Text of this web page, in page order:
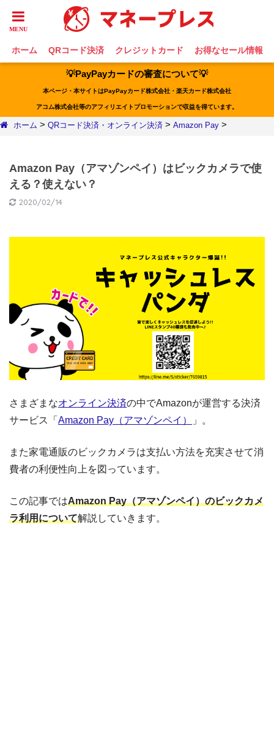
ホーム QRコード決済 クレジットカード お得なセール情報
💡PayPayカードの審査について💡
本ページ・本サイトはPayPayカード株式会社・楽天カード株式会社
アコム株式会社等のアフィリエイトプロモーションで収益を得ています。
ホーム > QRコード決済・オンライン決済 > Amazon Pay >
Amazon Pay（アマゾンペイ）はビックカメラで使
える？使えない？
2020/02/14
さまざまなオンライン決済の中でAmazonが運営する決済
サービス「 Amazon Pay（アマゾンペイ） 」。
また家電通販のビックカメラは支払い方法を充実させて消
費者の利便性向上を図っています。
この記事ではAmazon Pay（アマゾンペイ）のビックカメ
ラ利用について解説していきます。